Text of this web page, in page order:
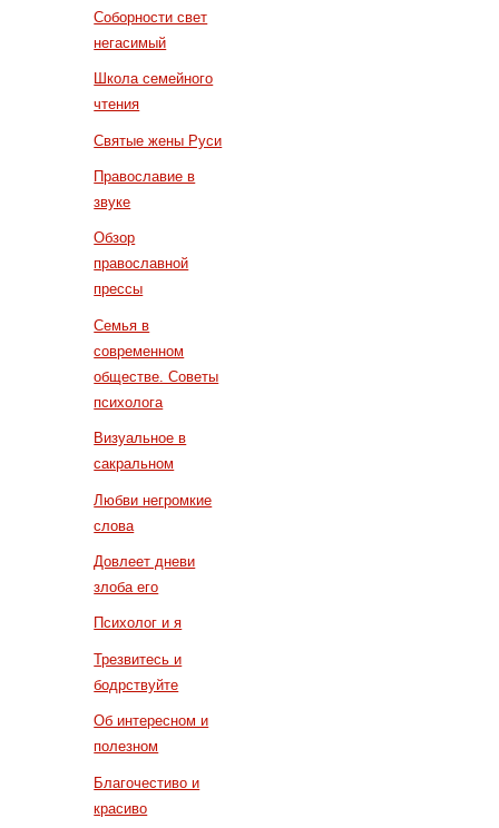
Соборности свет
негасимый
Школа семейного
чтения
Святые жены Руси
Православие в
звуке
Обзор
православной
прессы
Семья в
современном
обществе. Советы
психолога
Визуальное в
сакральном
Любви негромкие
слова
Довлеет дневи
злоба его
Психолог и я
Трезвитесь и
бодрствуйте
Об интересном и
полезном
Благочестиво и
красиво